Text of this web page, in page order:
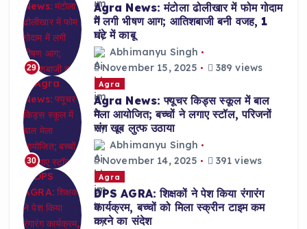
29
Agra News: मंटोला ढोलीखार में फोम गोदाम
में लगी भीषण आग; आतिशबाजी बनी वजह, 1
घंटे में काबू
Abhimanyu Singh
November 15, 2025
389 views
30
Agra
Agra News: फ्यूचर किड्स स्कूल में बाल
मेला आयोजित; बच्चों ने लगाए स्टॉल, परिजनों
संग खूब लुत्फ उठाया
Abhimanyu Singh
November 14, 2025
391 views
Agra
DPS AGRA: शिक्षकों ने पेश किया रंगारंग
कार्यक्रम, बच्चों को मिला स्क्रीन टाइम कम
करने का संदेश